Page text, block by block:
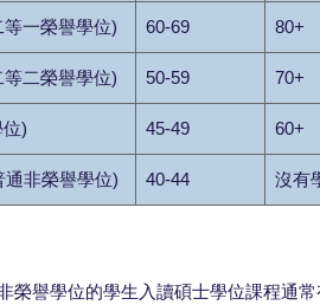
等一榮譽學位) 60-69 80+
等二榮譽學位) 50-59 70+
) 45-49 60+
非榮譽學位) 40-44 沒有
榮譽學位的學生入讀碩士學位課程通常